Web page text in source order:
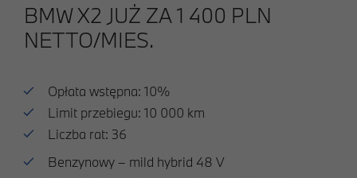
BMW X2 JUŻ ZA 1 400 PLN
NETTO/MIES.
Opłata wstępna: 10%
Limit przebiegu: 10 000 km
Liczba rat: 36
Benzynowy – mild hybrid 48 V